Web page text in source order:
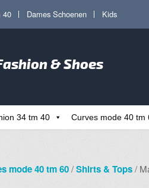
40 Dames Schoenen Kids
& Shoes
34 tm 40 Curves mode 40 tm
mode 40 tm 60/Shirts & Tops/